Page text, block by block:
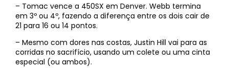
– Tomac vence a 450SX em Denver. Webb termina
em 3º ou 4º, fazendo a diferença entre os dois cair de
21 para 16 ou 14 pontos.
– Mesmo com dores nas costas, Justin Hill vai para as
corridas no sacrifício, usando um colete ou uma cinta
especial (ou ambos).